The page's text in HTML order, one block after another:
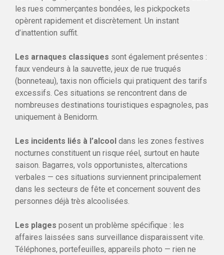
les rues commerçantes bondées, les pickpockets
opèrent rapidement et discrètement. Un instant
d’inattention suffit.
Les arnaques classiques sont également présentes :
faux vendeurs à la sauvette, jeux de rue truqués
(bonneteau), taxis non officiels qui pratiquent des tarifs
excessifs. Ces situations se rencontrent dans de
nombreuses destinations touristiques espagnoles, pas
uniquement à Benidorm.
Les incidents liés à l’alcool dans les zones festives
nocturnes constituent un risque réel, surtout en haute
saison. Bagarres, vols opportunistes, altercations
verbales — ces situations surviennent principalement
dans les secteurs de fête et concernent souvent des
personnes déjà très alcoolisées.
Les plages posent un problème spécifique : les
affaires laissées sans surveillance disparaissent vite.
Téléphones, portefeuilles, appareils photo — rien ne